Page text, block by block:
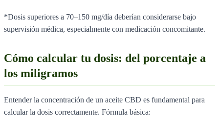
*Dosis superiores a 70–150 mg/día deberían considerarse bajo
supervisión médica, especialmente con medicación concomitante.
Cómo calcular tu dosis: del porcentaje a
los miligramos
Entender la concentración de un aceite CBD es fundamental para
calcular la dosis correctamente. Fórmula básica: